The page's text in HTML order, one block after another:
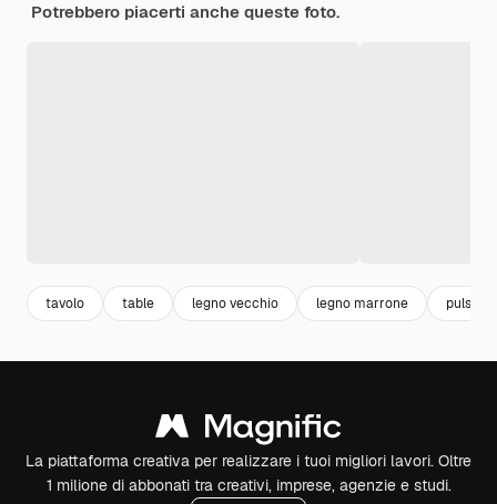
Potrebbero piacerti anche queste foto.
tavolo table legno vecchio legno marrone pulsanti
La piattaforma creativa per realizzare i tuoi migliori lavori. Oltre
1 milione di abbonati tra creativi, imprese, agenzie e studi.